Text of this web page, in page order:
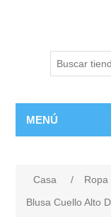
MENÚ
Casa / Ropa
Blusa Cuello Alto